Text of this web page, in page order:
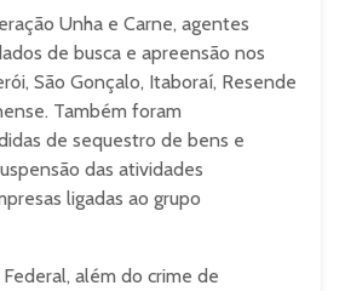
Unha e Carne, agentes
de busca e apreensão nos
São Gonçalo, Itaboraí, Resende
Também foram
de sequestro de bens e
das atividades
ligadas ao grupo
além do crime de